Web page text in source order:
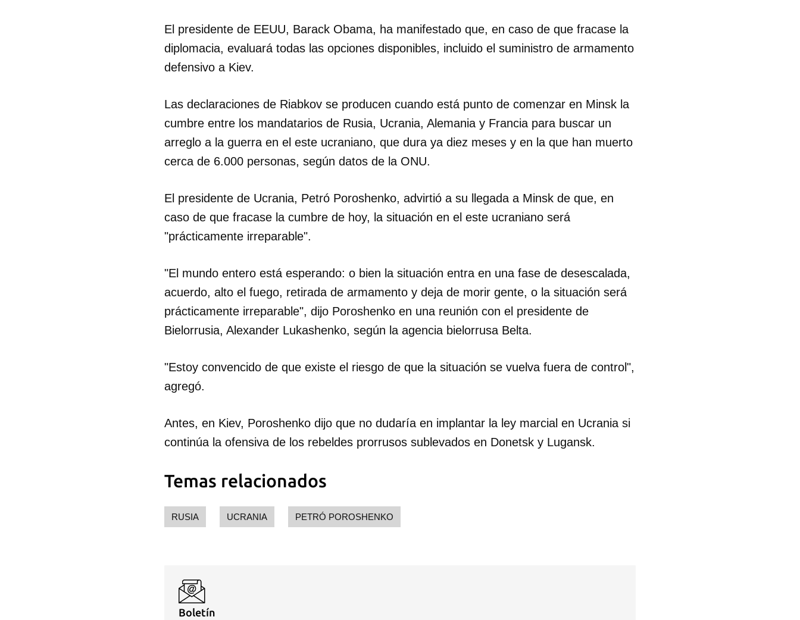
Para poder guardar como favorito, primero has de iniciar sesión con tu
cuenta de 14ymedio.
El presidente de EEUU, Barack Obama, ha manifestado que, en caso de que fracase la
diplomacia, evaluará todas las opciones disponibles, incluido el suministro de armamento
defensivo a Kiev.
Las declaraciones de Riabkov se producen cuando está punto de comenzar en Minsk la
cumbre entre los mandatarios de Rusia, Ucrania, Alemania y Francia para buscar un
arreglo a la guerra en el este ucraniano, que dura ya diez meses y en la que han muerto
cerca de 6.000 personas, según datos de la ONU.
El presidente de Ucrania, Petró Poroshenko, advirtió a su llegada a Minsk de que, en
caso de que fracase la cumbre de hoy, la situación en el este ucraniano será
"prácticamente irreparable".
"El mundo entero está esperando: o bien la situación entra en una fase de desescalada,
acuerdo, alto el fuego, retirada de armamento y deja de morir gente, o la situación será
prácticamente irreparable", dijo Poroshenko en una reunión con el presidente de
Bielorrusia, Alexander Lukashenko, según la agencia bielorrusa Belta.
"Estoy convencido de que existe el riesgo de que la situación se vuelva fuera de control",
agregó.
Antes, en Kiev, Poroshenko dijo que no dudaría en implantar la ley marcial en Ucrania si
continúa la ofensiva de los rebeldes prorrusos sublevados en Donetsk y Lugansk.
Temas relacionados
RUSIA UCRANIA PETRÓ POROSHENKO
Boletín